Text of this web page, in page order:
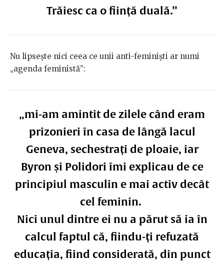
Trăiesc ca o ființă duală.”
Nu lipsește nici ceea ce unii anti-feminiști ar numi
„agenda feministă”:
„mi-am amintit de zilele când eram
prizonieri în casa de lângă lacul
Geneva, sechestrați de ploaie, iar
Byron și Polidori îmi explicau de ce
principiul masculin e mai activ decât
cel feminin.
Nici unul dintre ei nu a părut să ia în
calcul faptul că, fiindu-ți refuzată
educația, fiind considerată, din punct